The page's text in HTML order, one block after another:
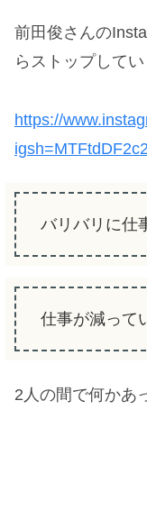
前田俊さんの
らストップしてい
https://
バリバリに仕
仕事が減って
2人の間で何かあ